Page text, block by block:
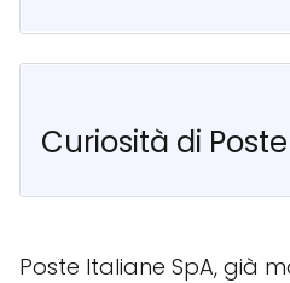
Curiosità di
Poste Italiane SpA, già